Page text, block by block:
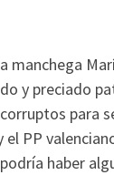
manchega
y preciado
para
el PP
haber